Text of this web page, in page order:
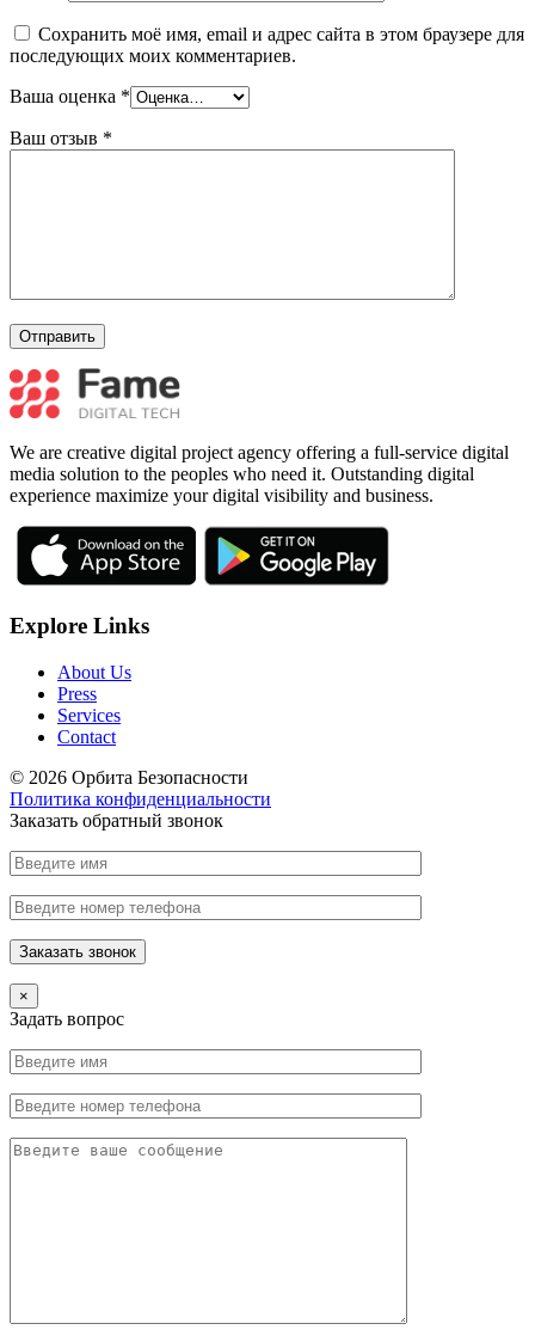
Сохранить моё имя, email и адрес сайта в этом браузере для
последующих моих комментариев.
Ваша оценка *
Ваш отзыв *
We are creative digital project agency offering a full-service digital
media solution to the peoples who need it. Outstanding digital
experience maximize your digital visibility and business.
Explore Links
About Us
Press
Services
Contact
© 2026 Орбита Безопасности
Политика конфиденциальности
Заказать обратный звонок
×
Задать вопрос